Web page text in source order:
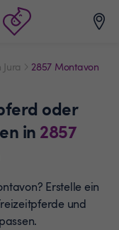
Jura 2857 Montavon
oder
in 2857
Erstelle ein
und